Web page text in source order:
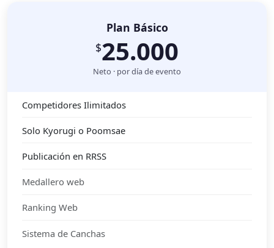
Plan Básico
$25.000
Neto · por día de evento
Competidores Ilimitados
Solo Kyorugi o Poomsae
Publicación en RRSS
Medallero web
Ranking Web
Sistema de Canchas